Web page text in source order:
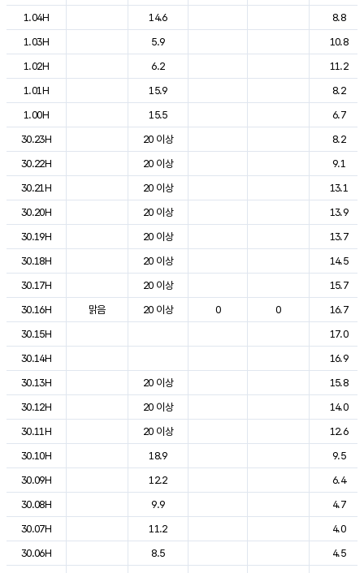
1.04H
14.6
8.8
1.03H
5.9
10.8
1.02H
6.2
11.2
1.01H
15.9
8.2
1.00H
15.5
6.7
30.23H
20 이상
8.2
30.22H
20 이상
9.1
30.21H
20 이상
13.1
30.20H
20 이상
13.9
30.19H
20 이상
13.7
30.18H
20 이상
14.5
30.17H
20 이상
15.7
30.16H
맑음 20 이상 0 0
16.7
30.15H
17.0
30.14H
16.9
30.13H
20 이상
15.8
30.12H
20 이상
14.0
30.11H
20 이상
12.6
30.10H
18.9
9.5
30.09H
12.2
6.4
30.08H
9.9
4.7
30.07H
11.2
4.0
30.06H
8.5
4.5